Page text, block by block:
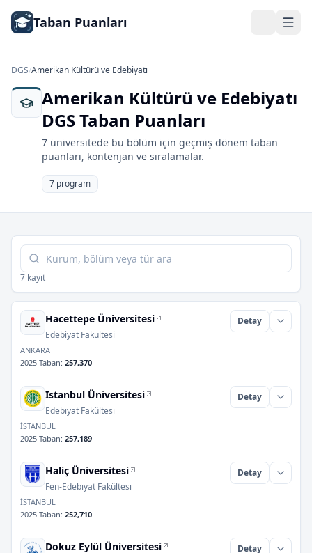
Taban Puanları
DGS/Amerikan Kültürü ve Edebiyatı
Amerikan Kültürü ve Edebiyatı
DGS Taban Puanları
7 üniversitede bu bölüm için geçmiş dönem taban
puanları, kontenjan ve sıralamalar.
7 program
Tabloda ara
7 kayıt
Hacettepe Üniversitesi
Edebiyat Fakültesi
Detay
ANKARA
2025 Taban: 257,370
Istanbul Üniversitesi
Edebiyat Fakültesi
Detay
İSTANBUL
2025 Taban: 257,189
Haliç Üniversitesi
Fen-Edebiyat Fakültesi
Detay
İSTANBUL
2025 Taban: 252,710
Dokuz Eylül Üniversitesi Detay